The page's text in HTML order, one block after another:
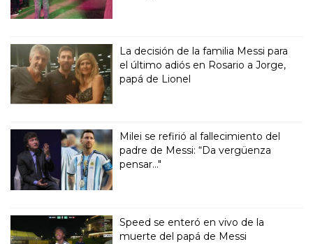
La decisión de la familia Messi para
el último adiós en Rosario a Jorge,
papá de Lionel
Milei se refirió al fallecimiento del
padre de Messi: “Da vergüenza
pensar..."
Speed se enteró en vivo de la
muerte del papá de Messi